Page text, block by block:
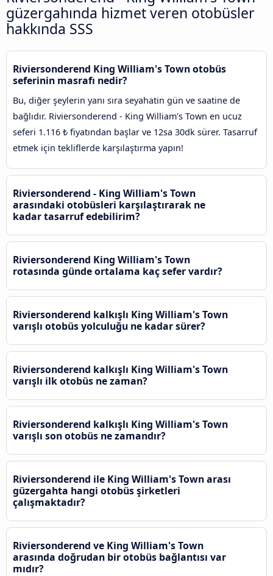
güzergahında hizmet veren otobüsler
hakkında SSS
Riviersonderend King William's Town otobüs
seferinin masrafı nedir?
Bu, diğer şeylerin yanı sıra seyahatin gün ve saatine de
bağlıdır. Riviersonderend - King William's Town en ucuz
seferi 1.116 ₺ fiyatından başlar ve 12sa 30dk sürer. Tasarruf
etmek için tekliflerde karşılaştırma yapın!
Riviersonderend - King William's Town
arasındaki otobüsleri karşılaştırarak ne
kadar tasarruf edebilirim?
Riviersonderend King William's Town
rotasında günde ortalama kaç sefer vardır?
Riviersonderend kalkışlı King William's Town
varışlı otobüs yolculuğu ne kadar sürer?
Riviersonderend kalkışlı King William's Town
varışlı ilk otobüs ne zaman?
Riviersonderend kalkışlı King William's Town
varışlı son otobüs ne zamandır?
Riviersonderend ile King William's Town arası
güzergahta hangi otobüs şirketleri
çalışmaktadır?
Riviersonderend ve King William's Town
arasında doğrudan bir otobüs bağlantısı var
mıdır?